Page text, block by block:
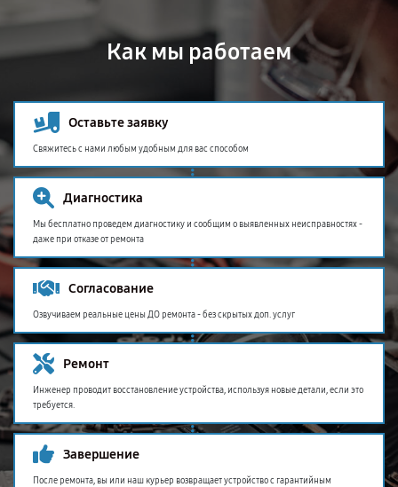
Как мы работаем
Оставьте заявку
Свяжитесь с нами любым удобным для вас способом
Диагностика
Мы бесплатно проведем диагностику и сообщим о выявленных неисправностях -
даже при отказе от ремонта
Согласование
Озвучиваем реальные цены ДО ремонта - без скрытых доп. услуг
Ремонт
Инженер проводит восстановление устройства, используя новые детали, если это
требуется.
Завершение
После ремонта, вы или наш курьер возвращает устройство с гарантийным